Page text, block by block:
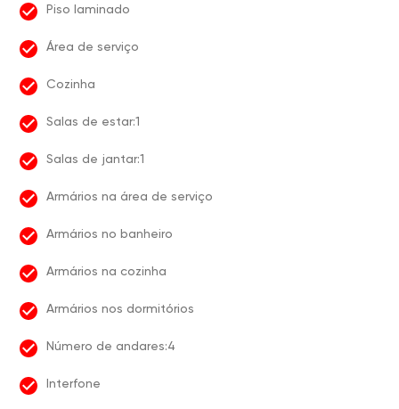
Piso laminado
Área de serviço
Cozinha
Salas de estar:1
Salas de jantar:1
Armários na área de serviço
Armários no banheiro
Armários na cozinha
Armários nos dormitórios
Número de andares:4
Interfone